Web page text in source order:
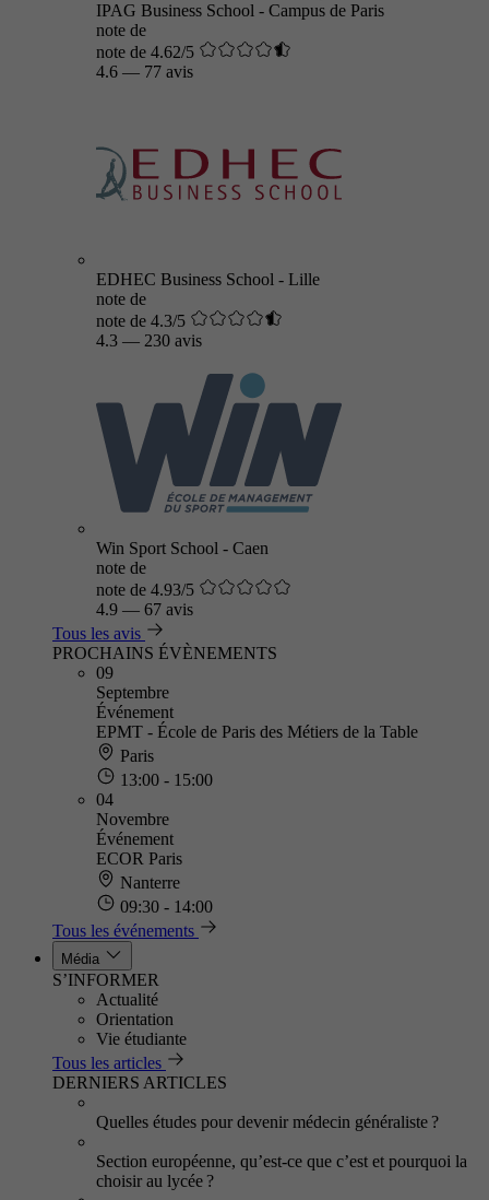
IPAG Business School - Campus de Paris
note de
note de 4.62/5
4.6 — 77 avis
EDHEC Business School - Lille
note de
note de 4.3/5
4.3 — 230 avis
Win Sport School - Caen
note de
note de 4.93/5
4.9 — 67 avis
Tous les avis
PROCHAINS ÉVÈNEMENTS
09
Septembre
Événement
EPMT - École de Paris des Métiers de la Table
Paris
13:00 - 15:00
04
Novembre
Événement
ECOR Paris
Nanterre
09:30 - 14:00
Tous les événements
Média
S’INFORMER
Actualité
Orientation
Vie étudiante
Tous les articles
DERNIERS ARTICLES
Quelles études pour devenir médecin généraliste ?
Section européenne, qu’est-ce que c’est et pourquoi la
choisir au lycée ?